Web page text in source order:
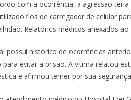
com a ocorrência, a agressão
fios de carregador de celular
Relatórios médicos anexados
possui histórico de ocorrências
para evitar a prisão. A vítima relatou
e afirmou temer por sua